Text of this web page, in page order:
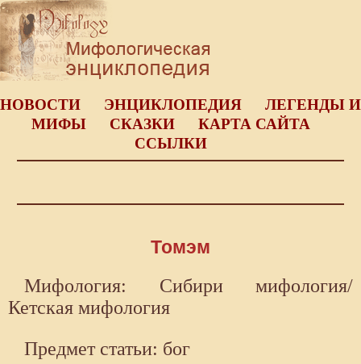
НОВОСТИ ЭНЦИКЛОПЕДИЯ
ЛЕГЕНДЫ И
МИФЫ
СКАЗКИ
КАРТА САЙТА
ССЫЛКИ
Томэм
Мифология: Сибири мифология/
Кетская мифология
Предмет статьи: бог